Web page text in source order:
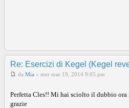
Re: Esercizi di Kegel (Kegel
da Mia » mer mar 19, 2014 9:05 pm
Perfetta Cles!! Mi hai sciolto il dubbio ora
grazie